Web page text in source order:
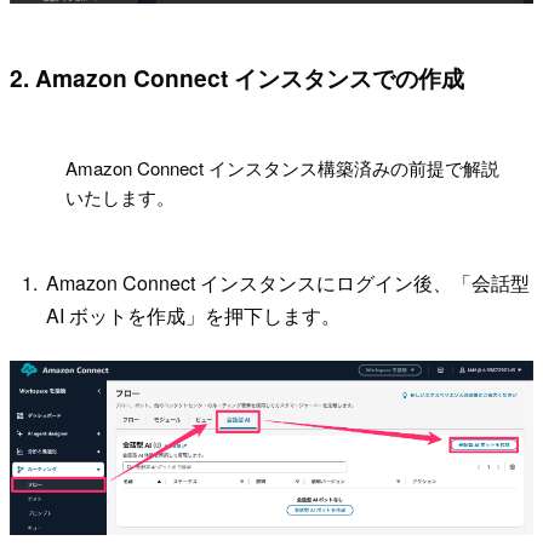
2. Amazon Connect インスタンスでの作成
Amazon Connect インスタンス構築済みの前提で解説
いたします。
Amazon Connect インスタンスにログイン後、「会話型
AI ボットを作成」を押下します。